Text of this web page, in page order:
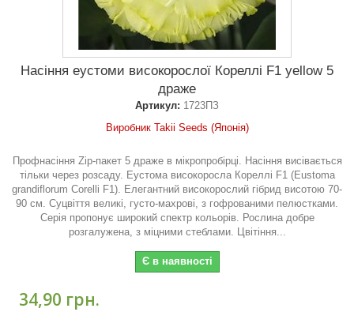
Насіння еустоми високорослої Кореллі F1 yellow 5
драже
Артикул: 1723ПЗ
Виробник Takii Seeds (Японія)
Профнасіння Zip-пакет 5 драже в мікропробірці. Насіння висівається
тільки через розсаду. Еустома високоросла Кореллі F1 (Eustoma
grandiflorum Corelli F1). Елегантний високорослий гібрид висотою 70-
90 см. Суцвіття великі, густо-махрові, з гофрованими пелюстками.
Серія пропонує широкий спектр кольорів. Рослина добре
розгалужена, з міцними стеблами. Цвітіння...
Є в наявності
34,90 грн.